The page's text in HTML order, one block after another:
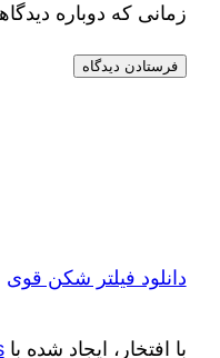
زمانی که دوباره
دانلود فیلتر شکن قوی
با افتخار، ایجاد شده با